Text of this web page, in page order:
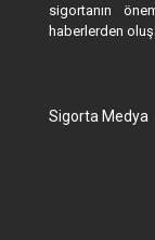
sigortanın
haberlerden
Sigorta Medya